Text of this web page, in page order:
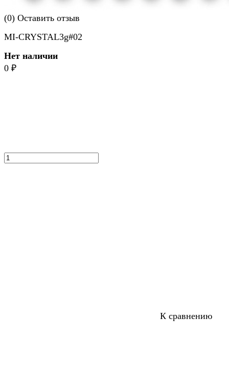
(0) Оставить отзыв
MI-CRYSTAL3g#02
Нет наличии
0 ₽
К сравнению